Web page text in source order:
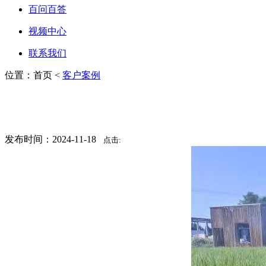
百问百答
视频中心
联系我们
位置：首页 < 客户案例
发布时间：2024-11-18 点击: